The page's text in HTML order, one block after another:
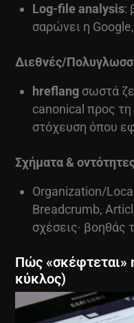
Log-file analysis:
σαρώνει η Google,
Διεθνές/
hreflang σωστά
canonical προς
στόχευση όπου
Σχήματα &
Organization/
Breadcrumb,
σχέσεις· βοηθάς
Πώς «σκέφτεται»
κύκλος)